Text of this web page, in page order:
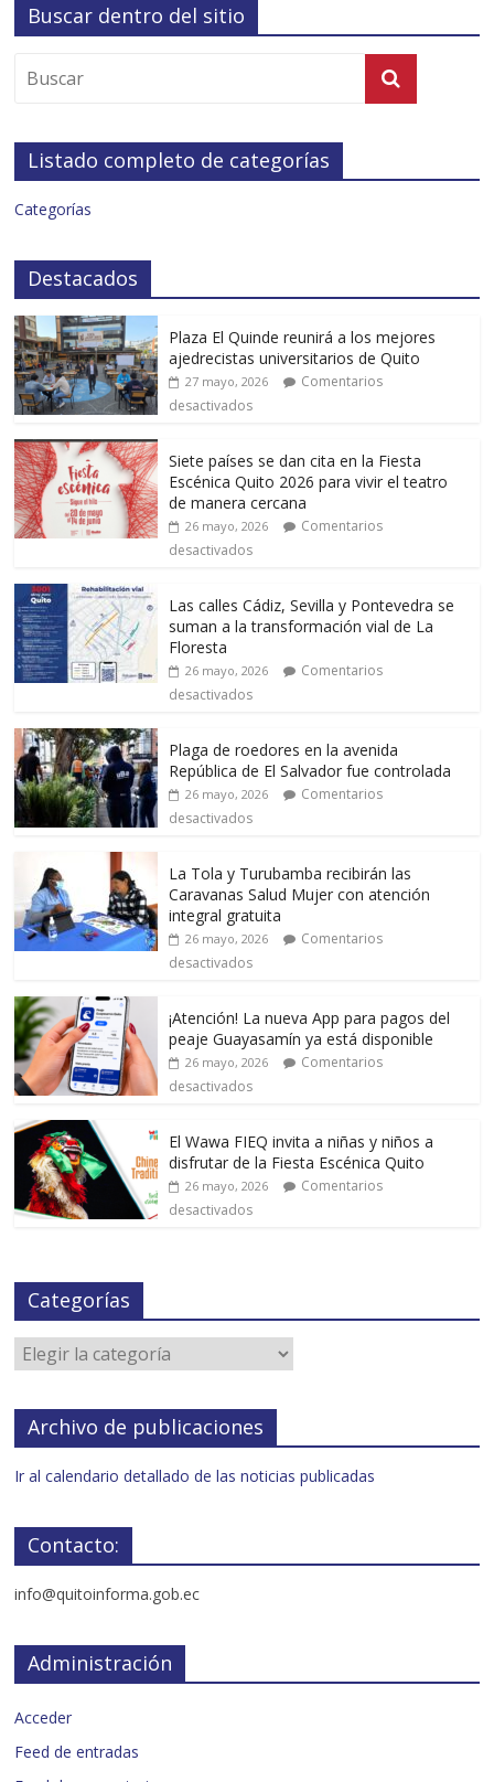
Buscar dentro del sitio
Listado completo de categorías
Categorías
Destacados
Plaza El Quinde reunirá a los mejores
ajedrecistas universitarios de Quito
27 mayo, 2026
Comentarios
desactivados
Siete países se dan cita en la Fiesta
Escénica Quito 2026 para vivir el teatro
de manera cercana
26 mayo, 2026
Comentarios
desactivados
Las calles Cádiz, Sevilla y Pontevedra se
suman a la transformación vial de La
Floresta
26 mayo, 2026
Comentarios
desactivados
Plaga de roedores en la avenida
República de El Salvador fue controlada
26 mayo, 2026
Comentarios
desactivados
La Tola y Turubamba recibirán las
Caravanas Salud Mujer con atención
integral gratuita
26 mayo, 2026
Comentarios
desactivados
¡Atención! La nueva App para pagos del
peaje Guayasamín ya está disponible
26 mayo, 2026
Comentarios
desactivados
El Wawa FIEQ invita a niñas y niños a
disfrutar de la Fiesta Escénica Quito
26 mayo, 2026
Comentarios
desactivados
Categorías
Archivo de publicaciones
Ir al calendario detallado de las noticias publicadas
Contacto:
info@quitoinforma.gob.ec
Administración
Acceder
Feed de entradas